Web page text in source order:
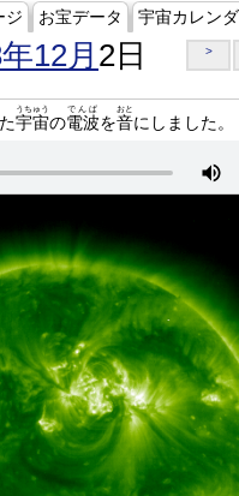
ジ お宝データ 宇宙カレン
12月 2日 >
宇宙
うちゅう
の電波
でんぱ
を音
おと
にしました。